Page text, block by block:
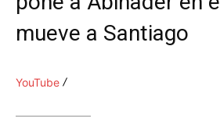
mueve a Santiago
YouTube